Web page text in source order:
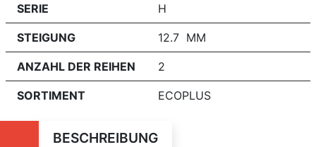
SERIE H
STEIGUNG 12.7 MM
ANZAHL DER REIHEN 2
SORTIMENT ECOPLUS
BESCHREIBUNG